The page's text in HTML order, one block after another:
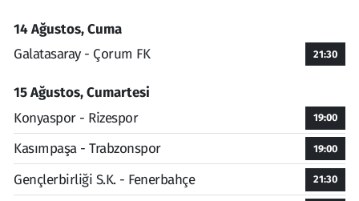
14 Ağustos, Cuma
Galatasaray - Çorum FK
21:30
15 Ağustos, Cumartesi
Konyaspor - Rizespor
19:00
Kasımpaşa - Trabzonspor 19:00
Gençlerbirliği S.K. - Fenerbahçe 21:30